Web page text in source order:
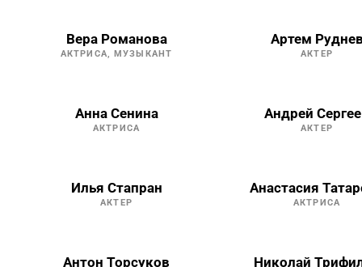
Вера Романова
АКТРИСА, МУЗЫКАНТ
Артем
АКТЕР
Анна Сенина
АКТРИСА
Андрей
АКТЕР
Илья Стапран
АКТЕР
Анастасия
АКТРИСА
Антон Торсуков Николай